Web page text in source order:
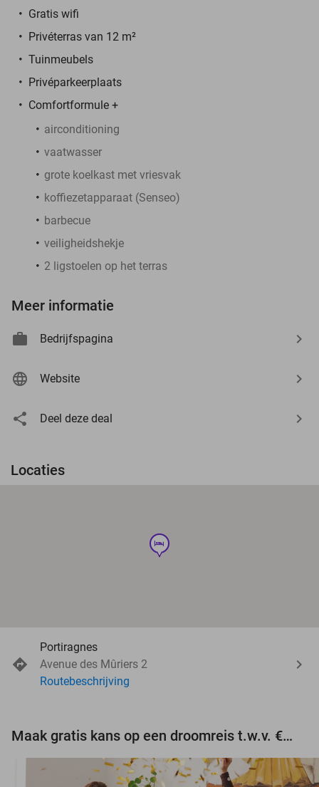
Gratis wifi
Privéterras van 12 m²
Tuinmeubels
Privéparkeerplaats
Comfortformule +
airconditioning
vaatwasser
grote koelkast met vriesvak
koffiezetapparaat (Senseo)
barbecue
veiligheidshekje
2 ligstoelen op het terras
Meer informatie
Bedrijfspagina
Website
Deel deze deal
Locaties
hotel
Portiragnes
Avenue des Mûriers 2
Routebeschrijving
Maak gratis kans op een droomreis t.w.v. €3.000!